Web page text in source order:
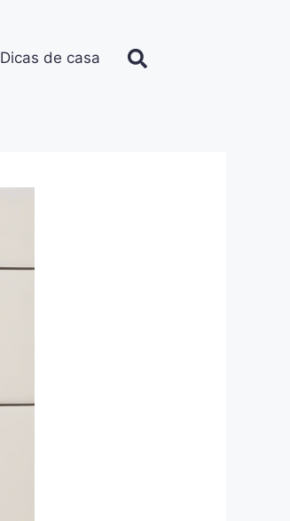
Dicas de casa